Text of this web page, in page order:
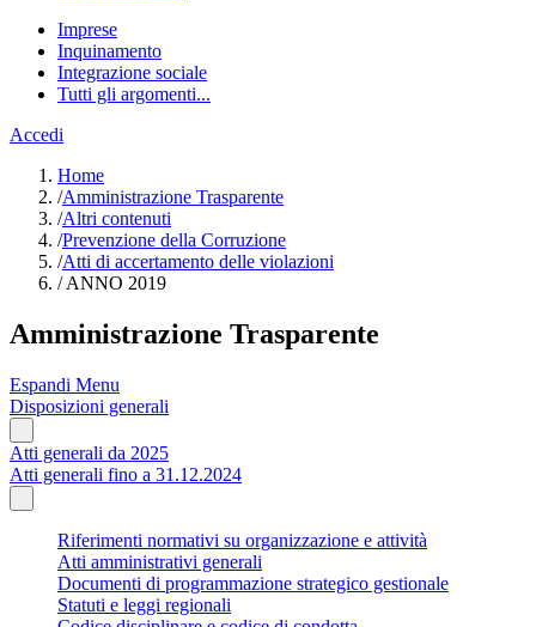
Imprese
Inquinamento
Integrazione sociale
Tutti gli argomenti...
Accedi
Home
/Amministrazione Trasparente
/Altri contenuti
/Prevenzione della Corruzione
/Atti di accertamento delle violazioni
/ANNO 2019
Amministrazione Trasparente
Espandi Menu
Disposizioni generali
Atti generali da 2025
Atti generali fino a 31.12.2024
Riferimenti normativi su organizzazione e attività
Atti amministrativi generali
Documenti di programmazione strategico gestionale
Statuti e leggi regionali